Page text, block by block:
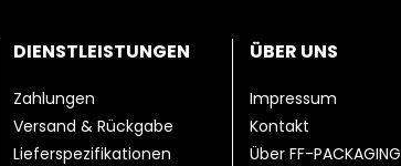
DIENSTLEISTUNGEN
Zahlungen
Versand & Rückgabe
Lieferspezifikationen
ÜBER UNS
Impressum
Kontakt
Über FF-PACKAGING